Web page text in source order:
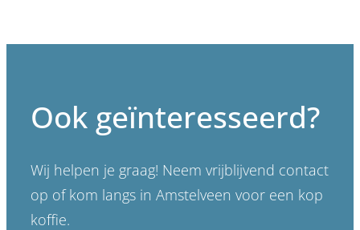
Ook geïnteresseerd?
Wij helpen je graag! Neem vrijblijvend contact
op of kom langs in Amstelveen voor een kop
koffie.